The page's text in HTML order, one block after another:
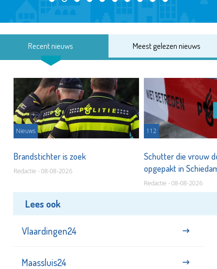
Recent nieuws Meest gelezen nieuws
Nieuws
Brandstichter is zoek
Redactie - 08-08-2026
112
Schutter die vrouw
opgepakt in
Redactie - 08-08-2026
Lees ook
Vlaardingen24
Maassluis24